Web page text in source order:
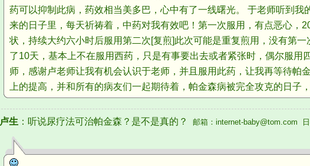
药可以抑制此病，药效相当美多巴，心中有了一线曙光。 于老师听到我
来的日子里，每天祈祷着，中药对我有效吧！第一次服用，有点恶心，
状，持续大约六小时后服用第二次[复煎]此次可能是重复煎用，没有第
了10天，基本上不在服用西药，只是有事要出去或者紧张时，偶尔服用
师，感谢卢老师让我有机会认识于老师，并且服用此药，让我再等待帕
上的提高，并和所有的病友们一起期待着，帕金森病被完全攻克的日子
卢生 ：听说尿疗法可治帕金森？是不是真的？ 邮箱：internet-baby@tom.com